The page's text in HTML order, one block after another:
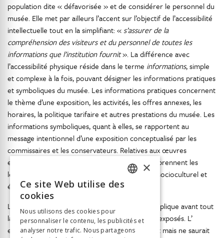
population dite « défavorisée » et de considérer le personnel du
musée. Elle met par ailleurs l’accent sur l’objectif de l’accessibilité
intellectuelle tout en la simplifiant: «s’assurer de la
compréhension des visiteurs et du personnel de toutes les
informations que l’institution fournit». La différence avec
l’accessibilité physique réside dans le terme informations, simple
et complexe à la fois, pouvant désigner les informations pratiques
et symboliques du musée. Les informations pratiques concernent
le thème d’une exposition, les activités, les offres annexes, les
horaires, la politique tarifaire et autres prestations du musée. Les
informations symboliques, quant à elles, se rapportent au
message intentionnel d’une exposition conceptualisé par les
commissaires et les conservateurs. Relatives aux œuvres
exposées et au thème de l’exposition, elles comprennent les
légendes des œuvres, les contextes historique, socioculturel et
économique, la biographie des artistes, etc.
L’ amélioration de l’ accessibilité intellectuelle implique avant tout
la mise en confiance du visiteur face aux objets exposés. L’
expérience esthétique y contribue partiellement mais ne saurait
ITALIAN
×
Ce site Web utilise des
cookies
Nous utilisons des cookies pour
personnaliser le contenu, les publicités et
analyser notre trafic. Nous partageons